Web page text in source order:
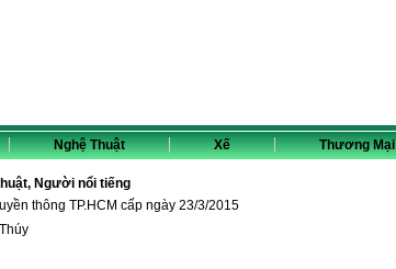
Nghệ Thuật Xế Thương Mại
Người nổi tiếng
thông TP.HCM cấp ngày 23/3/2015